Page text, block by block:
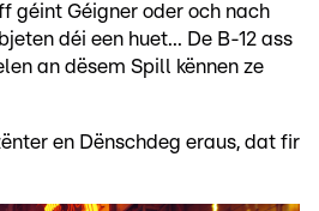
géint Géigner oder och nach
déi een huet... De B-12 ass
an dësem Spill kënnen ze
en Dënschdeg eraus, dat fir